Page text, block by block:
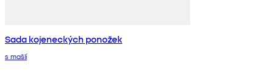
Sada kojeneckých ponožek
s mašlí